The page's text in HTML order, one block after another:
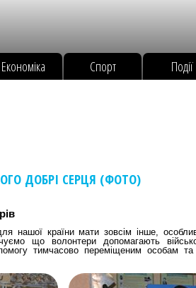
Економіка Спорт Події
ДОБРІ СЕРЦЯ (ФОТО)
нашої країни мати зовсім інше,
що волонтери допомагають
тимчасово переміщеним особам